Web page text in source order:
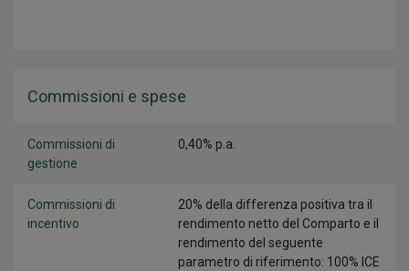
Commissioni e spese
Commissioni di
gestione
0,40% p.a.
Commissioni di
incentivo
20% della differenza positiva tra il
rendimento netto del Comparto e il
rendimento del seguente
parametro di riferimento: 100% ICE